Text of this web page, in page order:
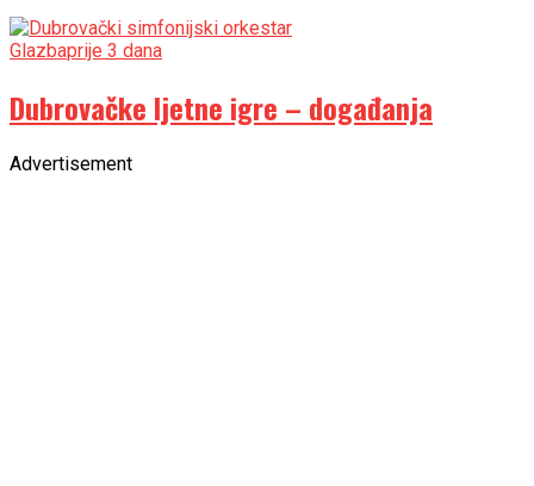
Glazbaprije 3 dana
Dubrovačke ljetne igre – događanja
Advertisement